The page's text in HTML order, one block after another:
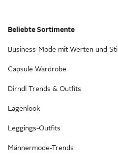
Beliebte Sortimente
Business-Mode mit Werten und Stil
Capsule Wardrobe
Dirndl Trends & Outfits
Lagenlook
Leggings-Outfits
Männermode-Trends